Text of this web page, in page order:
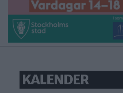
SPORT
ÅSIKTER
KONTAKT
KALENDER